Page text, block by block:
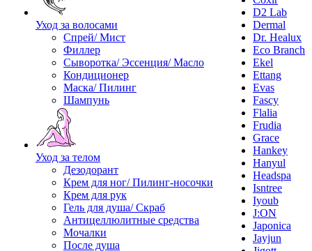
Уход за волосами
Спрей/ Мист
Филлер
Сыворотка/ Эссенция/ Масло
Кондиционер
Маска/ Пилинг
Шампунь
Уход за телом
Дезодорант
Крем для ног/ Пилинг-носочки
Крем для рук
Гель для душа/ Скраб
Антицеллюлитные средства
Мочалки
После душа
D2 Lab
Dermal
Dr. Healux
Eco Branch
Ekel
Ettang
Evas
Fascy
Flalia
Frudia
Grace
Hankey
Hanyul
Headspa
Isntree
Iyoub
J:ON
Japonica
Jayjun